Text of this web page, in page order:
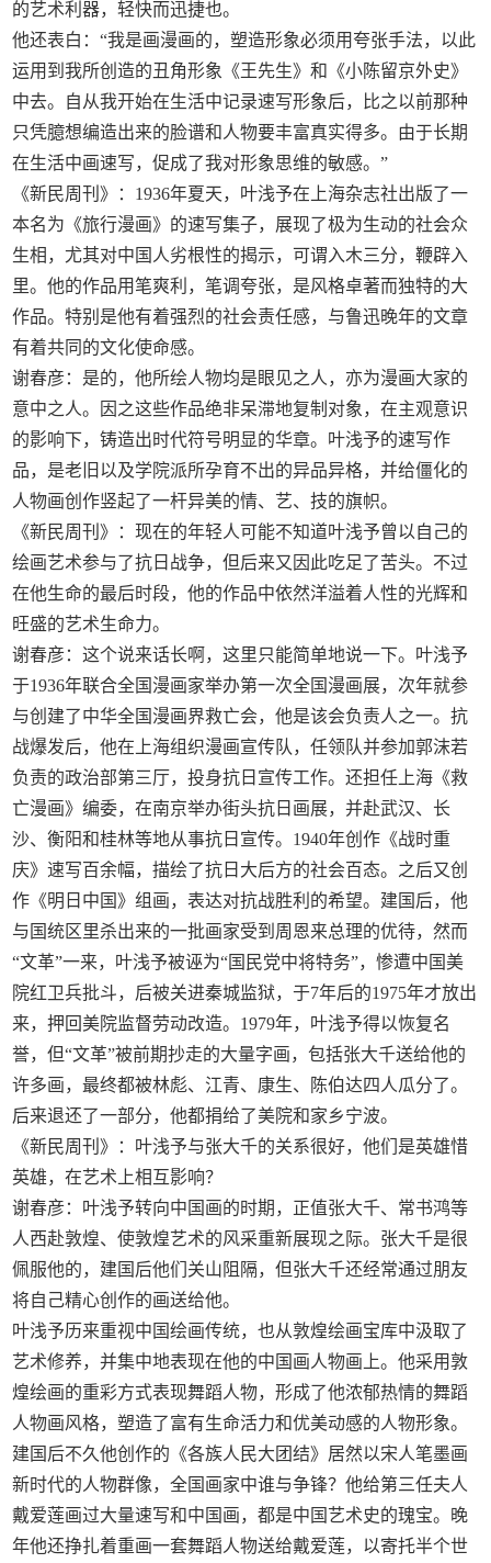
的艺术利器，轻快而迅捷也。
他还表白：“我是画漫画的，塑造形象必须用夸张手法，以此
运用到我所创造的丑角形象《王先生》和《小陈留京外史》
中去。自从我开始在生活中记录速写形象后，比之以前那种
只凭臆想编造出来的脸谱和人物要丰富真实得多。由于长期
在生活中画速写，促成了我对形象思维的敏感。”
《新民周刊》：1936年夏天，叶浅予在上海杂志社出版了一
本名为《旅行漫画》的速写集子，展现了极为生动的社会众
生相，尤其对中国人劣根性的揭示，可谓入木三分，鞭辟入
里。他的作品用笔爽利，笔调夸张，是风格卓著而独特的大
作品。特别是他有着强烈的社会责任感，与鲁迅晚年的文章
有着共同的文化使命感。
谢春彦：是的，他所绘人物均是眼见之人，亦为漫画大家的
意中之人。因之这些作品绝非呆滞地复制对象，在主观意识
的影响下，铸造出时代符号明显的华章。叶浅予的速写作
品，是老旧以及学院派所孕育不出的异品异格，并给僵化的
人物画创作竖起了一杆异美的情、艺、技的旗帜。
《新民周刊》：现在的年轻人可能不知道叶浅予曾以自己的
绘画艺术参与了抗日战争，但后来又因此吃足了苦头。不过
在他生命的最后时段，他的作品中依然洋溢着人性的光辉和
旺盛的艺术生命力。
谢春彦：这个说来话长啊，这里只能简单地说一下。叶浅予
于1936年联合全国漫画家举办第一次全国漫画展，次年就参
与创建了中华全国漫画界救亡会，他是该会负责人之一。抗
战爆发后，他在上海组织漫画宣传队，任领队并参加郭沫若
负责的政治部第三厅，投身抗日宣传工作。还担任上海《救
亡漫画》编委，在南京举办街头抗日画展，并赴武汉、长
沙、衡阳和桂林等地从事抗日宣传。1940年创作《战时重
庆》速写百余幅，描绘了抗日大后方的社会百态。之后又创
作《明日中国》组画，表达对抗战胜利的希望。建国后，他
与国统区里杀出来的一批画家受到周恩来总理的优待，然而
“文革”一来，叶浅予被诬为“国民党中将特务”，惨遭中国美
院红卫兵批斗，后被关进秦城监狱，于7年后的1975年才放出
来，押回美院监督劳动改造。1979年，叶浅予得以恢复名
誉，但“文革”被前期抄走的大量字画，包括张大千送给他的
许多画，最终都被林彪、江青、康生、陈伯达四人瓜分了。
后来退还了一部分，他都捐给了美院和家乡宁波。
《新民周刊》：叶浅予与张大千的关系很好，他们是英雄惜
英雄，在艺术上相互影响？
谢春彦：叶浅予转向中国画的时期，正值张大千、常书鸿等
人西赴敦煌、使敦煌艺术的风采重新展现之际。张大千是很
佩服他的，建国后他们关山阻隔，但张大千还经常通过朋友
将自己精心创作的画送给他。
叶浅予历来重视中国绘画传统，也从敦煌绘画宝库中汲取了
艺术修养，并集中地表现在他的中国画人物画上。他采用敦
煌绘画的重彩方式表现舞蹈人物，形成了他浓郁热情的舞蹈
人物画风格，塑造了富有生命活力和优美动感的人物形象。
建国后不久他创作的《各族人民大团结》居然以宋人笔墨画
新时代的人物群像，全国画家中谁与争锋？他给第三任夫人
戴爱莲画过大量速写和中国画，都是中国艺术史的瑰宝。晚
年他还挣扎着重画一套舞蹈人物送给戴爱莲，以寄托半个世